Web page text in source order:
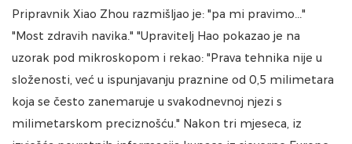
Pripravnik Xiao Zhou razmišljao je: "pa mi pravimo..."
"Most zdravih navika." "Upravitelj Hao pokazao je na
uzorak pod mikroskopom i rekao: "Prava tehnika nije u
složenosti, već u ispunjavanju praznine od 0,5 milimetara
koja se često zanemaruje u svakodnevnoj njezi s
milimetarskom preciznošću." Nakon tri mjeseca, iz